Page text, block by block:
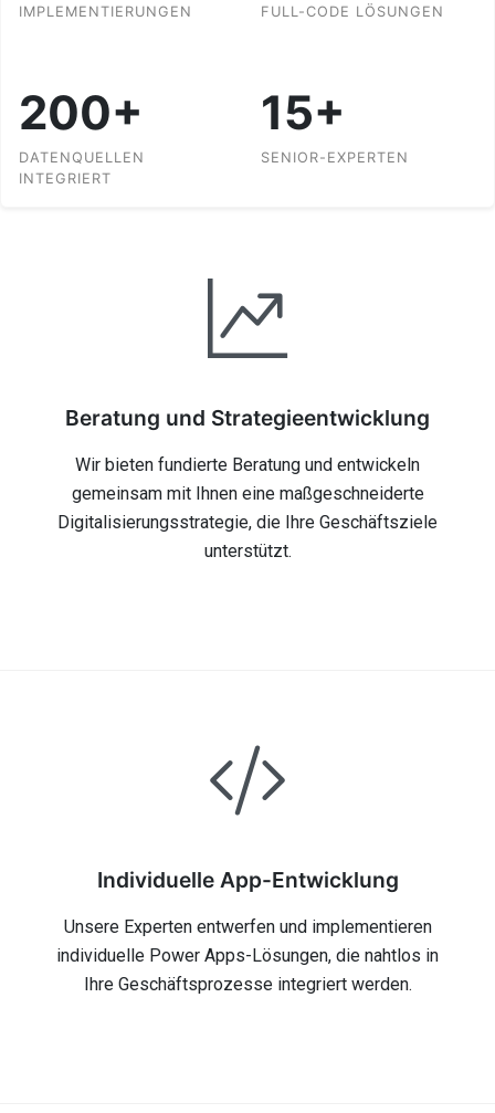
IMPLEMENTIERUNGEN
FULL-CODE LÖSUNGEN
200+
DATENQUELLEN
INTEGRIERT
15+
SENIOR-EXPERTEN
Beratung und Strategieentwicklung
Wir bieten fundierte Beratung und entwickeln
gemeinsam mit Ihnen eine maßgeschneiderte
Digitalisierungsstrategie, die Ihre Geschäftsziele
unterstützt.
Individuelle App-Entwicklung
Unsere Experten entwerfen und implementieren
individuelle Power Apps-Lösungen, die nahtlos in
Ihre Geschäftsprozesse integriert werden.